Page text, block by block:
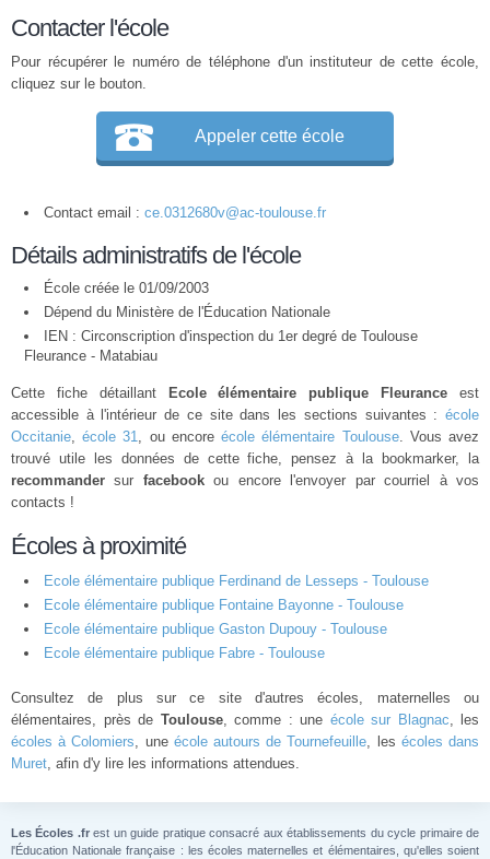
Contacter l'école
Pour récupérer le numéro de téléphone d'un instituteur de cette école,
cliquez sur le bouton.
Appeler cette école
Contact email : ce.0312680v@ac-toulouse.fr
Détails administratifs de l'école
École créée le 01/09/2003
Dépend du Ministère de l'Éducation Nationale
IEN : Circonscription d'inspection du 1er degré de Toulouse
Fleurance - Matabiau
Cette fiche détaillant Ecole élémentaire publique Fleurance est
accessible à l'intérieur de ce site dans les sections suivantes : école
Occitanie,école 31, ou encoreécole élémentaire Toulouse. Vous avez
trouvé utile les données de cette fiche, pensez à la bookmarker, la
recommander sur facebookou encore l'envoyer par courriel à vos
contacts !
Écoles à proximité
Ecole élémentaire publique Ferdinand de Lesseps - Toulouse
Ecole élémentaire publique Fontaine Bayonne - Toulouse
Ecole élémentaire publique Gaston Dupouy - Toulouse
Ecole élémentaire publique Fabre - Toulouse
Consultez de plus sur ce site d'autres écoles, maternelles ou
élémentaires, près de Toulouse, comme : une école sur Blagnac, les
écoles à Colomiers, une école autours de Tournefeuille, les écoles dans
Muret, afin d'y lire les informations attendues.
Les Écoles .frest un guide pratique consacré aux établissements du cycle primaire de
l'Éducation Nationale française : les écoles maternelles et élémentaires, qu'elles soient